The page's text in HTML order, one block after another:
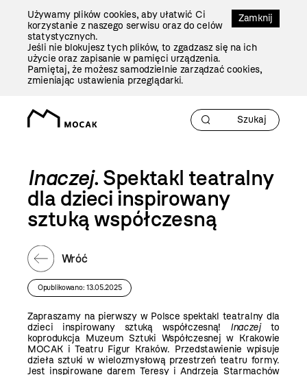
Zamknij
Używamy plików cookies, aby ułatwić Ci
korzystanie z naszego serwisu oraz do celów
statystycznych.
Jeśli nie blokujesz tych plików, to zgadzasz się na ich
użycie oraz zapisanie w pamięci urządzenia.
Pamiętaj, że możesz samodzielnie zarządzać cookies,
zmieniając ustawienia przeglądarki.
Inaczej. Spektakl teatralny
dla dzieci inspirowany
sztuką współczesną
Wróć
Opublikowano: 13.05.2025
Zapraszamy na pierwszy w Polsce spektakl teatralny dla
dzieci inspirowany sztuką współczesną! Inaczej to
koprodukcja Muzeum Sztuki Współczesnej w Krakowie
MOCAK i Teatru Figur Kraków. Przedstawienie wpisuje
dzieła sztuki w wielozmysłową przestrzeń teatru formy.
Jest inspirowane darem Teresy i Andrzeja Starmachów